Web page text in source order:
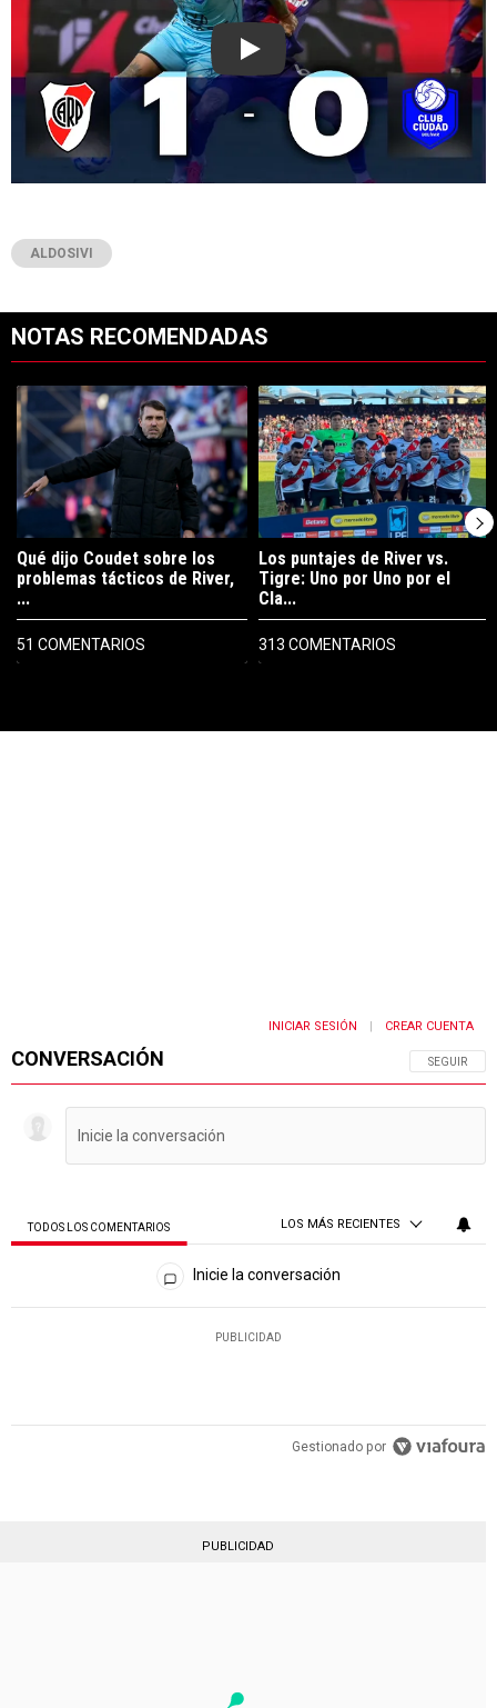
Play
ALDOSIVI
NOTAS RECOMENDADAS
Un artículo de tendencia con el título "Qué dijo Coudet sobre los
Qué dijo Coudet sobre los
problemas tácticos de River,
...
51 COMENTARIOS
Un artículo de tendencia con el
Los puntajes de River vs.
Tigre: Uno por Uno por el
Cla...
313 COMENTARIOS
CONVERSACIÓN SIGA ESTA
SEGUIR
INICIAR SESIÓN CREAR CUENTA
TODOS LOS COMENTARIOS LOS MÁS RECIENTES
Todos los comentarios
Inicie la conversación
PUBLICIDAD
Gestionado por
PUBLICIDAD